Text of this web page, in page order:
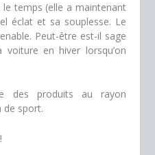
temps (elle a maintenant
éclat et sa souplesse. Le
Peut-être est-il sage
en hiver lorsqu’on
des produits au rayon
de sport.